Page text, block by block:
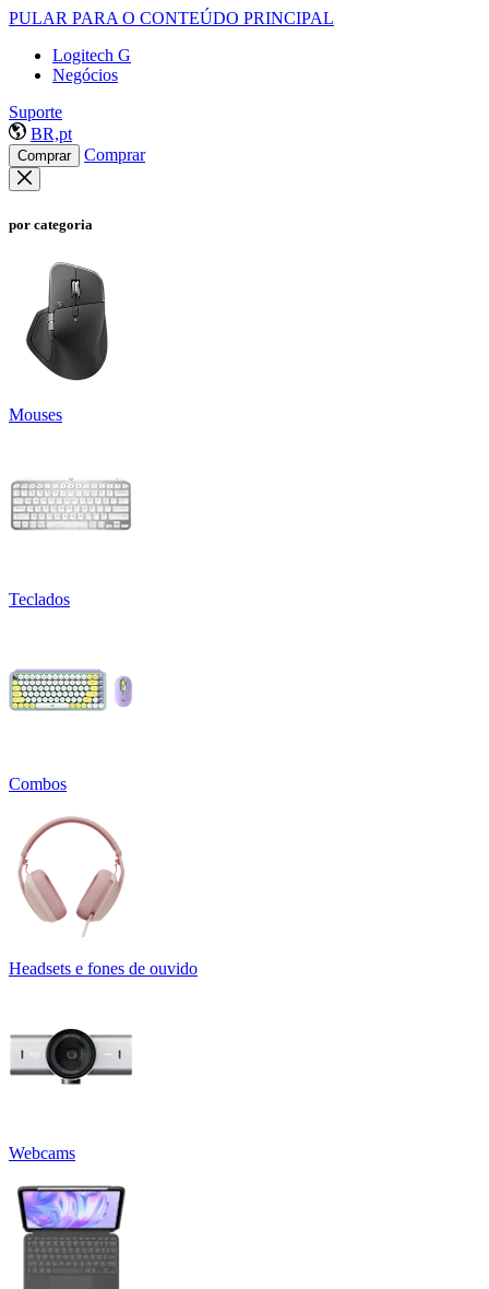
PULAR PARA O CONTEÚDO PRINCIPAL
Logitech G
Negócios
Suporte
BR,pt
Comprar Comprar
por categoria
Mouses
Teclados
Combos
Headsets e fones de ouvido
Webcams